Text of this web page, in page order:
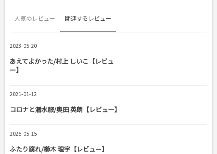
人気のレビュー 関連するレビュー
2023-05-20
あえてよかった/村上 しいこ【レビュ
ー】
2021-01-12
コロナと潜水服/奥田 英朗【レビュー】
2025-05-15
ふたり腐れ/櫛木 理宇【レビュー】